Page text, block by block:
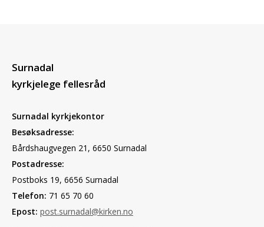
Surnadal
kyrkjelege fellesråd
Surnadal kyrkjekontor
Besøksadresse:
Bårdshaugvegen 21, 6650 Surnadal
Postadresse:
Postboks 19, 6656 Surnadal
Telefon: 71 65 70 60
Epost: post.surnadal@kirken.no